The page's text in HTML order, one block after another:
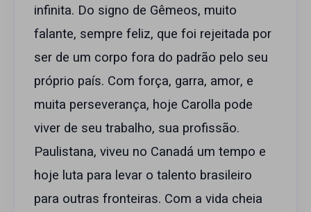
infinita. Do signo de Gêmeos, muito
falante, sempre feliz, que foi rejeitada por
ser de um corpo fora do padrão pelo seu
próprio país. Com força, garra, amor, e
muita perseverança, hoje Carolla pode
viver de seu trabalho, sua profissão.
Paulistana, viveu no Canadá um tempo e
hoje luta para levar o talento brasileiro
para outras fronteiras. Com a vida cheia